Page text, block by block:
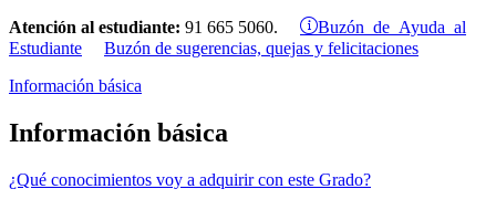
Atención al estudiante: 91 665 5060.
Buzón de Ayuda al
Estudiante
Buzón de sugerencias, quejas y felicitaciones
Información básica
Información básica
¿Qué conocimientos voy a adquirir con este Grado?